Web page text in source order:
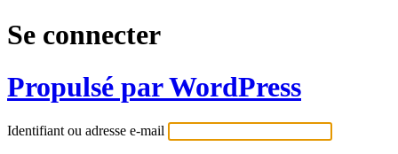
Se connecter
Propulsé par WordPress
Identifiant ou adresse e-mail